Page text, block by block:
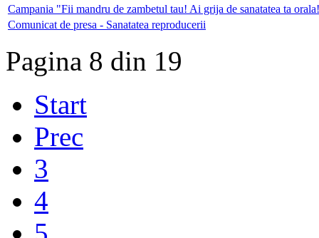
Campania "Fii mandru de zambetul tau! Ai grija de sanatatea ta
Comunicat de presa - Sanatatea reproducerii
Pagina 8 din 19
Start
Prec
3
4